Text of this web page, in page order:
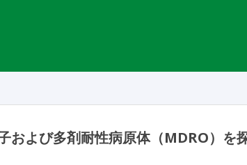
および多剤耐性病原体（MDRO）を